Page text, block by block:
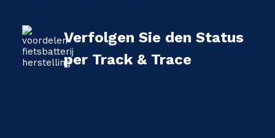
Verfolgen Sie den Status
per Track & Trace